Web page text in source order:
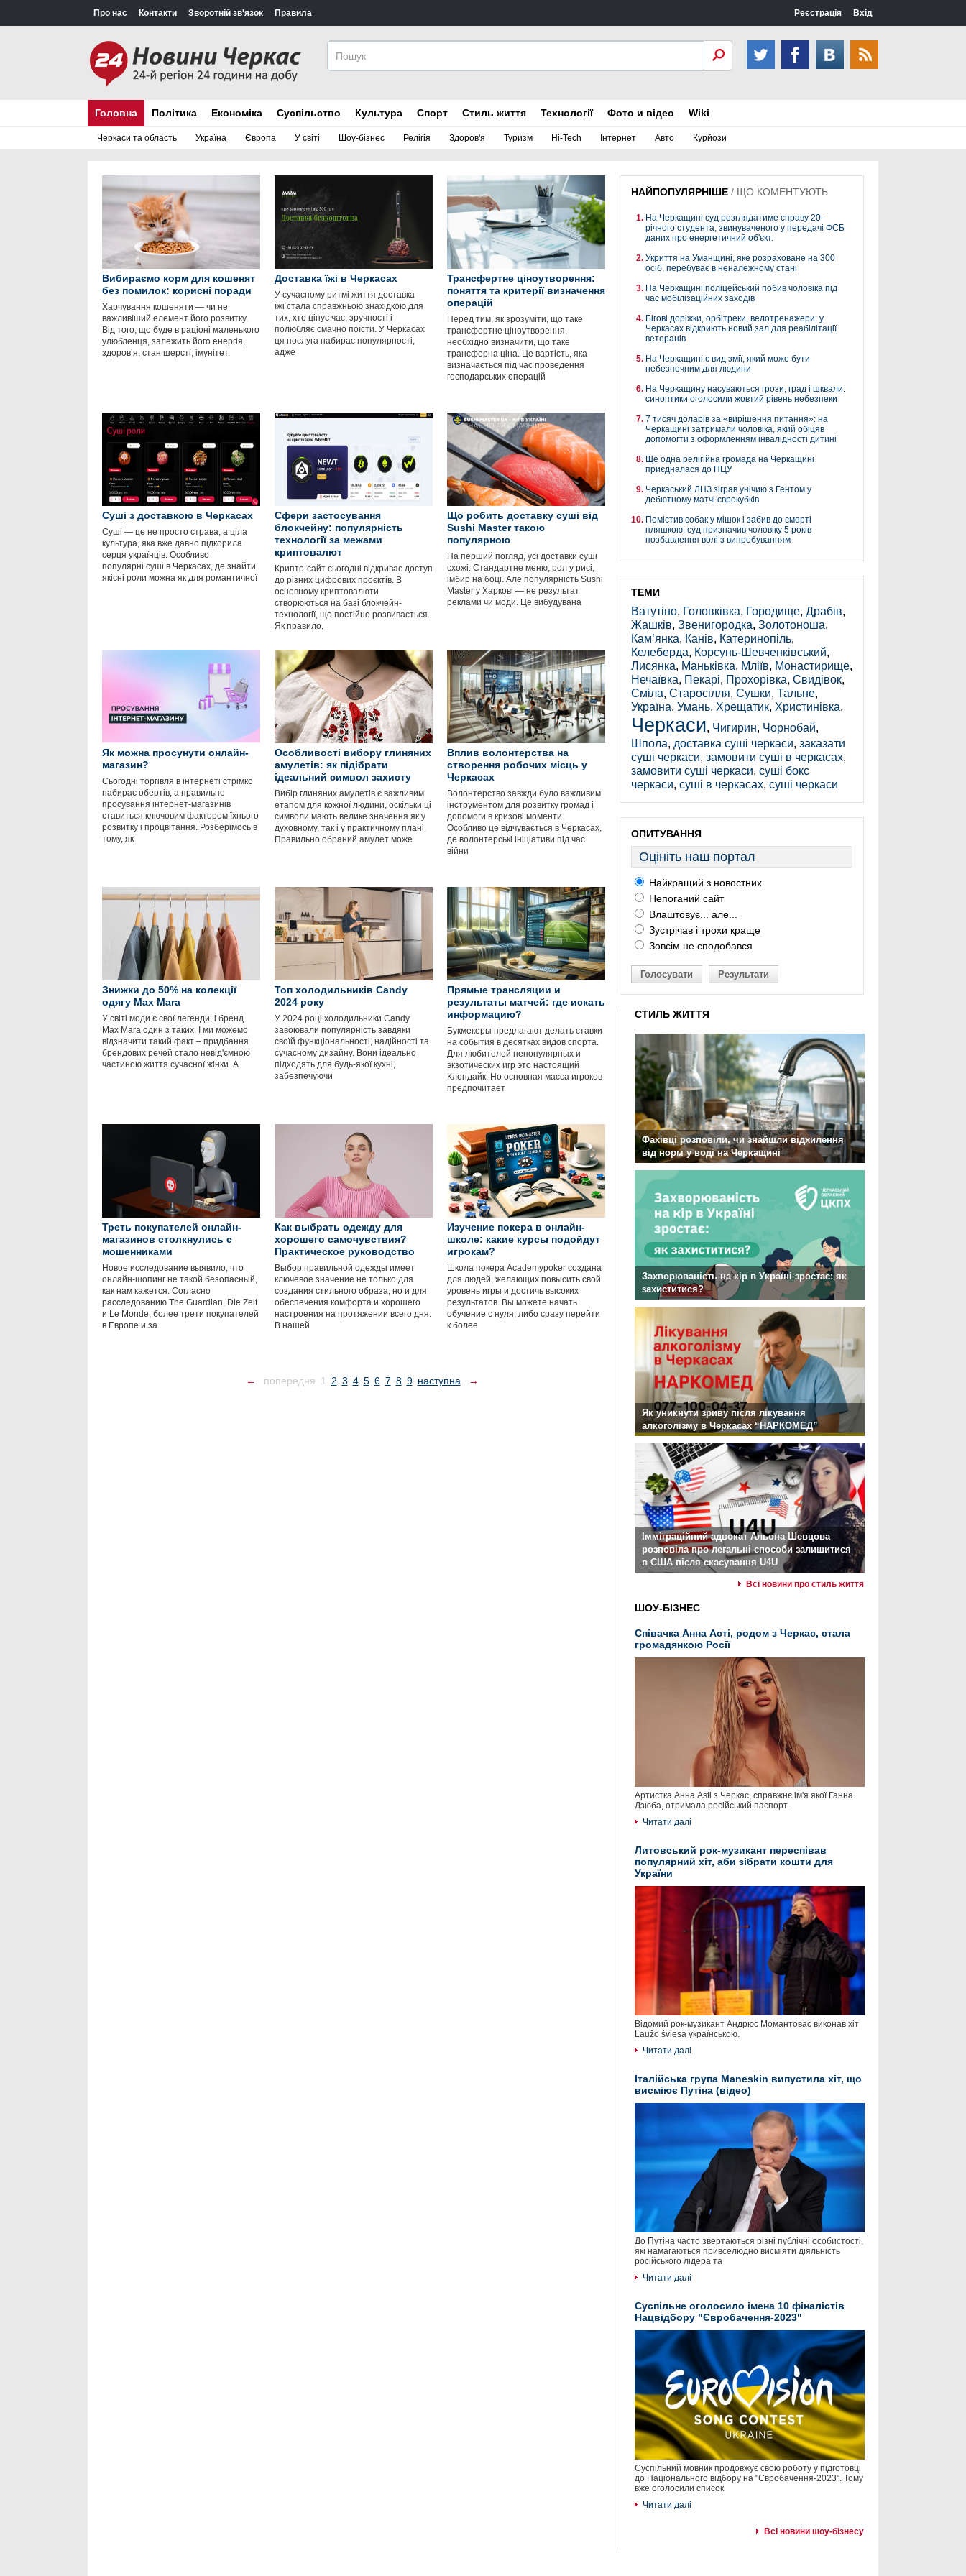
Про нас Контакти Зворотній зв'язок Правила Реєстрація Вхід
Головна
Черкаси та область Україна Європа У світі Шоу-бізнес Релігія Здоров'я Туризм Hi-Tech Інтернет Авто Курйози
Політика Економіка Суспільство Культура Спорт Стиль життя Технології Фото и відео Wiki
Вибираємо корм для кошенят
без помилок: корисні поради
Харчування кошеняти — чи не
важливіший елемент його розвитку.
Від того, що буде в раціоні маленького
улюбленця, залежить його енергія,
здоров’я, стан шерсті, імунітет.
Доставка їжі в Черкасах
У сучасному ритмі життя доставка
їжі стала справжньою знахідкою для
тих, хто цінує час, зручності і
полюбляє смачно поїсти. У Черкасах
ця послуга набирає популярності,
адже
Трансфертне ціноутворення:
поняття та критерії визначення
операцій
Перед тим, як зрозуміти, що таке
трансфертне ціноутворення,
необхідно визначити, що таке
трансферна ціна. Це вартість, яка
визначається під час проведення
господарських операцій
Суші з доставкою в Черкасах
Суші — це не просто страва, а ціла
культура, яка вже давно підкорила
серця українців. Особливо
популярні суші в Черкасах, де знайти
якісні роли можна як для романтичної
Сфери застосування
блокчейну: популярність
технології за межами
криптовалют
Крипто-сайт сьогодні відкриває доступ
до різних цифрових проєктів. В
основному криптовалюти
створюються на базі блокчейн-
технології, що постійно розвивається.
Як правило,
Що робить доставку суші від
Sushi Master такою
популярною
На перший погляд, усі доставки суші
схожі. Стандартне меню, рол у рисі,
імбир на боці. Але популярність Sushi
Master у Харкові — не результат
реклами чи моди. Це вибудувана
Як можна просунути онлайн-
магазин?
Сьогодні торгівля в інтернеті стрімко
набирає обертів, а правильне
просування інтернет-магазинів
ставиться ключовим фактором їхнього
розвитку і процвітання. Розберімось в
тому, як
Особливості вибору глиняних
амулетів: як підібрати
ідеальний символ захисту
Вибір глиняних амулетів є важливим
етапом для кожної людини, оскільки ці
символи мають велике значення як у
духовному, так і у практичному плані.
Правильно обраний амулет може
Вплив волонтерства на
створення робочих місць у
Черкасах
Волонтерство завжди було важливим
інструментом для розвитку громад і
допомоги в кризові моменти.
Особливо це відчувається в Черкасах,
де волонтерські ініціативи під час
війни
Знижки до 50% на колекції
одягу Max Mara
У світі моди є свої легенди, і бренд
Max Mara один з таких. І ми можемо
відзначити такий факт – придбання
брендових речей стало невід'ємною
частиною життя сучасної жінки. А
Топ холодильників Candy
2024 року
У 2024 році холодильники Candy
завоювали популярність завдяки
своїй функціональності, надійності та
сучасному дизайну. Вони ідеально
підходять для будь-якої кухні,
забезпечуючи
Прямые трансляции и
результаты матчей: где искать
информацию?
Букмекеры предлагают делать ставки
на события в десятках видов спорта.
Для любителей непопулярных и
экзотических игр это настоящий
Клондайк. Но основная масса игроков
предпочитает
Треть покупателей онлайн-
магазинов столкнулись с
мошенниками
Новое исследование выявило, что
онлайн-шопинг не такой безопасный,
как нам кажется. Согласно
расследованию The Guardian, Die Zeit
и Le Monde, более трети покупателей
в Европе и за
Как выбрать одежду для
хорошего самочувствия?
Практическое руководство
Выбор правильной одежды имеет
ключевое значение не только для
создания стильного образа, но и для
обеспечения комфорта и хорошего
настроения на протяжении всего дня.
В нашей
Изучение покера в онлайн-
школе: какие курсы подойдут
игрокам?
Школа покера Academypoker создана
для людей, желающих повысить свой
уровень игры и достичь высоких
результатов. Вы можете начать
обучение с нуля, либо сразу перейти
к более
← попередня 1 2 3 4 5 6 7 8 9 наступна →
НАЙПОПУЛЯРНІШЕ / ЩО КОМЕНТУЮТЬ
На Черкащині суд розглядатиме справу 20-
річного студента, звинуваченого у передачі ФСБ
даних про енергетичний об'єкт.
Укриття на Уманщині, яке розраховане на 300
осіб, перебуває в неналежному стані
На Черкащині поліцейський побив чоловіка під
час мобілізаційних заходів
Бігові доріжки, орбітреки, велотренажери: у
Черкасах відкриють новий зал для реабілітації
ветеранів
На Черкащині є вид змії, який може бути
небезпечним для людини
На Черкащину насуваються грози, град і шквали:
синоптики оголосили жовтий рівень небезпеки
7 тисяч доларів за «вирішення питання»: на
Черкащині затримали чоловіка, який обіцяв
допомогти з оформленням інвалідності дитині
Ще одна релігійна громада на Черкащині
приєдналася до ПЦУ
Черкаський ЛНЗ зіграв унічию з Гентом у
дебютному матчі єврокубків
Помістив собак у мішок і забив до смерті
пляшкою: суд призначив чоловіку 5 років
позбавлення волі з випробуванням
ТЕМИ
Ватутіно, Головківка, Городище, Драбів,
Жашків, Звенигородка, Золотоноша,
Кам’янка, Канів, Катеринопіль,
Келеберда, Корсунь-Шевченківський,
Лисянка, Маньківка, Мліїв, Монастирище,
Нечаївка, Пекарі, Прохорівка, Свидівок,
Сміла, Старосілля, Сушки, Тальне,
Україна, Умань, Хрещатик, Христинівка,
Черкаси, Чигирин, Чорнобай,
Шпола, доставка суші черкаси, заказати
суші черкаси, замовити суші в черкасах,
замовити суші черкаси, суші бокс
черкаси, суші в черкасах, суші черкаси
ОПИТУВАННЯ
Оцініть наш портал
Найкращий з новостних
Непоганий сайт
Влаштовує... але...
Зустрічав і трохи краще
Зовсім не сподобався
Голосувати Результати
СТИЛЬ ЖИТТЯ
Фахівці розповіли, чи знайшли відхилення
від норм у воді на Черкащині
Захворюваність на кір в Україні зростає: як
захиститися?
Як уникнути зриву після лікування
алкоголізму в Черкасах “НАРКОМЕД”
Імміграційний адвокат Альона Шевцова
розповіла про легальні способи залишитися
в США після скасування U4U
Всі новини про стиль життя
ШОУ-БІЗНЕС
Співачка Анна Асті, родом з Черкас, стала
громадянкою Росії
Артистка Анна Asti з Черкас, справжнє ім'я якої Ганна
Дзюба, отримала російський паспорт.
Читати далі
Литовський рок-музикант переспівав
популярний хіт, аби зібрати кошти для
України
Відомий рок-музикант Андрюс Момантовас виконав хіт
Laužo šviesa українською.
Читати далі
Італійська група Maneskin випустила хіт, що
висміює Путіна (відео)
До Путіна часто звертаються різні публічні особистості,
які намагаються привселюдно висміяти діяльність
російського лідера та
Читати далі
Суспільне оголосило імена 10 фіналістів
Нацвідбору "Євробачення-2023"
Суспільний мовник продовжує свою роботу у підготовці
до Національного відбору на "Євробачення-2023". Тому
вже оголосили список
Читати далі
Всі новини шоу-бізнесу